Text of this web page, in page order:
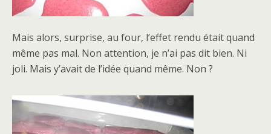
Mais alors, surprise, au four, l’effet rendu était quand
même pas mal. Non attention, je n’ai pas dit bien. Ni
joli. Mais y’avait de l’idée quand même. Non ?